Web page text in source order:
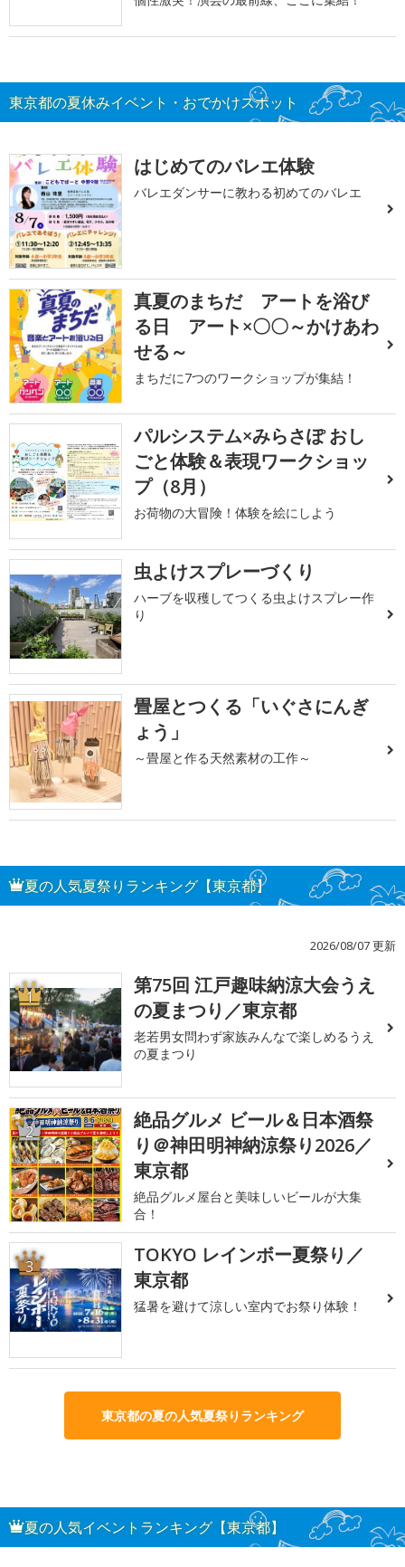
東京都の夏休みイベント・おでかけスポット
はじめてのバレエ体験
バレエダンサーに教わる初めてのバレエ
真夏のまちだ アートを浴び
る日 アート×〇〇～かけあわ
せる～
まちだに7つのワークショップが集結！
パルシステム×みらさぽ おし
ごと体験＆表現ワークショッ
プ（8月）
お荷物の大冒険！体験を絵にしよう
虫よけスプレーづくり
ハーブを収穫してつくる虫よけスプレー作
り
畳屋とつくる「いぐさにんぎ
ょう」
～畳屋と作る天然素材の工作～
夏の人気夏祭りランキング【東京都】
2026/08/07 更新
1
第75回 江戸趣味納涼大会うえ
の夏まつり／東京都
老若男女問わず家族みんなで楽しめるうえ
の夏まつり
2
絶品グルメ ビール＆日本酒祭
り＠神田明神納涼祭り2026／
東京都
絶品グルメ屋台と美味しいビールが大集
合！
3
TOKYO レインボー夏祭り／
東京都
猛暑を避けて涼しい室内でお祭り体験！
東京都の夏の人気夏祭りランキング
夏の人気イベントランキング【東京都】